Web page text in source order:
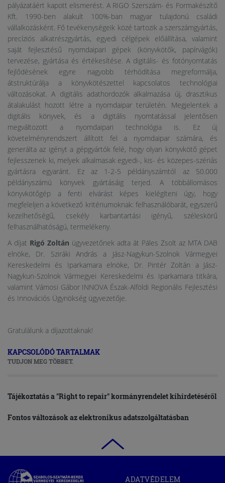
pályázatáért kapott elismerést. A RIGO Szerszám- és Formakészítő
Kft. 1990-ben alakult 100%-ban magyar tulajdonú családi
vállalkozásként. Fő tevékenységeik közé tartozik a szerszámgyártás,
precíziós alkatrészgyártás, egyedi célgépek előállítása, valamint
saját fejlesztésű nyomdaipari gépek (könyvkötők, papírvágók)
tervezése, gyártása és értékesítése. A digitális- és fotónyomtatás
fejlődésének egyre nagyobb térhódítása megreformálja,
átstruktúrálja a könyvkötészettel kapcsolatos technológiai
változásokat. A digitális adathordozók alkalmazása új, drasztikus
átalakulást hozott létre a nyomdaipar területén. Megjelentek a
digitális könyvek, és a digitális nyomtatással jelentősen
megváltozott a nyomdaipari technológia is. Ez új
követelményrendszert állított fel a nyomdaipar számára, és
generálta az igényt a gépgyártók felé, hogy olyan könyvkötő gépet
fejlesszenek ki, melyek alkalmasak egyedi-, kis- és közepes-szériás
gyártásra egyaránt. Ez az 1-2-5 példányszámtól az 50.000
példányszámú könyvek gyártásáig terjed. A többállomásos
könyvkötőgép a fenti elvárást képes kielégíteni úgy, hogy
megfeleljen a következő kritériumoknak: felhasználóbarát, egyszerű
kezelhetőségű, csekély karbantartási igényű, széleskörű
felhasználhatóságú, termelékeny.
A díjat Rigó Zoltán ügyvezetőnek adta át Páles Zsolt az MTA DAB
elnöke, Dr. Sziráki András a Jász-Nagykun-Szolnok Vármegyei
Kereskedelmi és Iparkamara elnöke, Dr. Pintér Zoltán a Jász-
Nagykun-Szolnok Vármegyei Kereskedelmi és Iparkamara titkára,
valamint Vámosi Gábor INNOVA Észak-Alföldi Regionális Fejlesztési
és Innovációs Ügynökség ügyvezetője.
Gratulálunk a díjazottaknak!
KAPCSOLÓDÓ TARTALMAK
TUDJON MEG TÖBBET.
Tájékoztatás a "Right to repair" kormányrendelet kihirdetéséről
Fontos változások az elektronikus adatszolgáltatásban
Szabolcs-
ADATVÉDELEM